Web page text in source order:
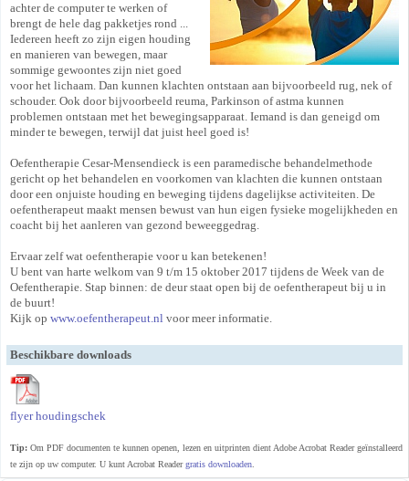
achter de computer te werken of
brengt de hele dag pakketjes rond ...
Iedereen heeft zo zijn eigen houding
en manieren van bewegen, maar
sommige gewoontes zijn niet goed
voor het lichaam. Dan kunnen klachten ontstaan aan bijvoorbeeld rug, nek of
schouder. Ook door bijvoorbeeld reuma, Parkinson of astma kunnen
problemen ontstaan met het bewegingsapparaat. Iemand is dan geneigd om
minder te bewegen, terwijl dat juist heel goed is!
Oefentherapie Cesar-Mensendieck is een paramedische behandelmethode
gericht op het behandelen en voorkomen van klachten die kunnen ontstaan
door een onjuiste houding en beweging tijdens dagelijkse activiteiten. De
oefentherapeut maakt mensen bewust van hun eigen fysieke mogelijkheden en
coacht bij het aanleren van gezond beweeggedrag.
Ervaar zelf wat oefentherapie voor u kan betekenen!
U bent van harte welkom van 9 t/m 15 oktober 2017 tijdens de Week van de
Oefentherapie. Stap binnen: de deur staat open bij de oefentherapeut bij u in
de buurt!
Kijk op www.oefentherapeut.nl voor meer informatie.
Beschikbare downloads
flyer houdingschek
Tip: Om PDF documenten te kunnen openen, lezen en uitprinten dient Adobe Acrobat Reader geïnstalleerd
te zijn op uw computer. U kunt Acrobat Readergratis downloaden